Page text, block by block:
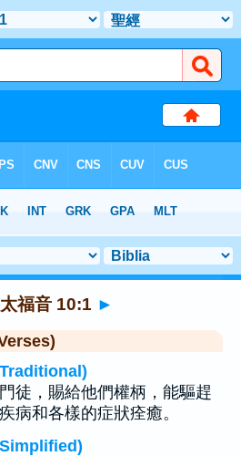
福音 10:1 ►
徒，賜給他們權柄，能驅趕
病和各樣的症狀痊癒。